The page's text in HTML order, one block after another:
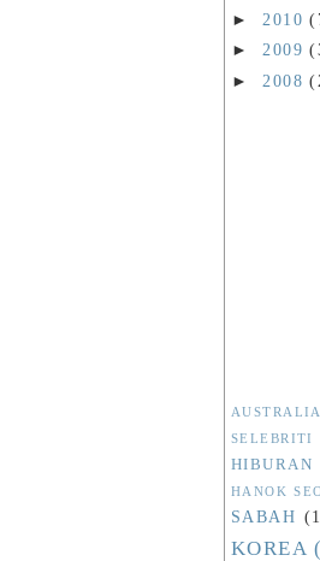
► 2010
►2009
► 2008
AUSTRALIA
SELEBRITI
HIBURAN
HANOK
SABAH
KOREA